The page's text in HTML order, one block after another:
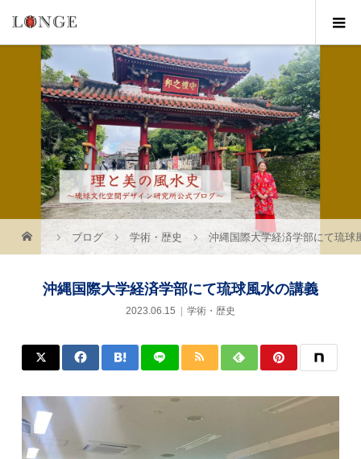
ブログ 学術・歴史 沖縄国際大学経済学部にて琉球
沖縄国際大学経済学部にて琉球風水の講義
2023.06.15 学術・歴史